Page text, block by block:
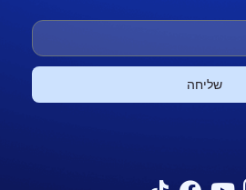
שליחה